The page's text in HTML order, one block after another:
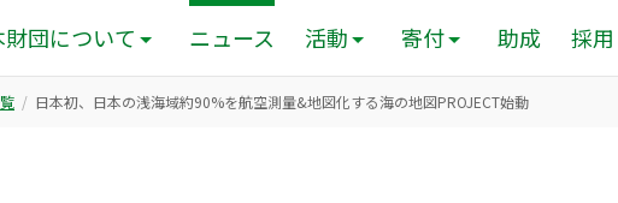
財団について ニュース 活動 寄付 助成 採用
日本初、日本の浅海域約90%を航空測量&地図化する海の地図PROJECT始動